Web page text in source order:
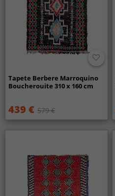
Tapete Berbere Marroquino
Boucherouite 310 x 160 cm
439 € 579 €